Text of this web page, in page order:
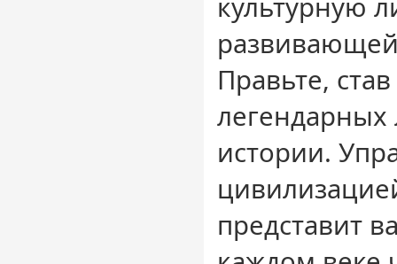
Правьте,
истории.
представит